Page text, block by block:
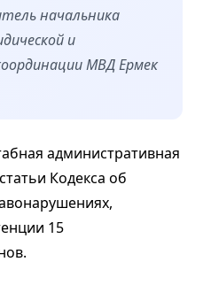
начальника
и
МВД Ермек
административная
Кодекса об
15